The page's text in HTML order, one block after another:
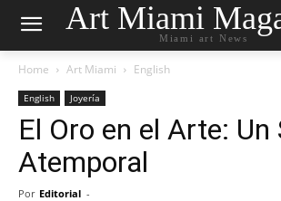
Art Miami
Miami art News
Home Art Miami English
English Joyería
El Oro en el Arte: Un
Atemporal
Por Editorial -